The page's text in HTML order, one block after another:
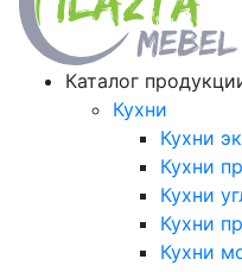
Каталог
Кухни
Кухни
Кухни
Кухни
Кухни
Кухни